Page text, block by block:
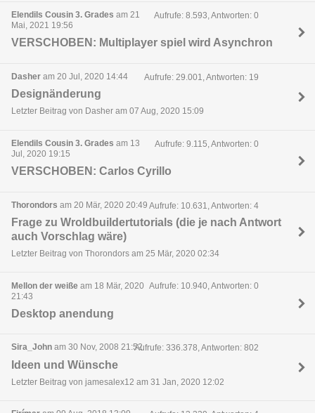
Elendils Cousin 3. Grades am 21
Mai, 2021 19:56
Aufrufe: 8.593, Antworten: 0
VERSCHOBEN: Multiplayer spiel wird Asynchron
Dasher am 20 Jul, 2020 14:44 Aufrufe: 29.001, Antworten: 19
Designänderung
Letzter Beitrag von Dasher am 07 Aug, 2020 15:09
Elendils Cousin 3. Grades am 13
Jul, 2020 19:15
Aufrufe: 9.115, Antworten: 0
VERSCHOBEN: Carlos Cyrillo
Thorondors am 20 Mär, 2020 20:49 Aufrufe: 10.631, Antworten: 4
Frage zu Wroldbuildertutorials (die je nach Antwort
auch Vorschlag wäre)
Letzter Beitrag von Thorondors am 25 Mär, 2020 02:34
Mellon der weiße am 18 Mär, 2020
21:43
Aufrufe: 10.940, Antworten: 0
Desktop anendung
Sira_John am 30 Nov, 2008 21:52Aufrufe: 336.378, Antworten: 802
Ideen und Wünsche
Letzter Beitrag von jamesalex12 am 31 Jan, 2020 12:02